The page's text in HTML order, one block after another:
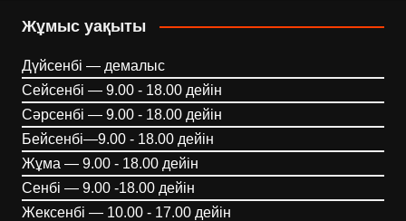
Жұмыс уақыты
Дүйсенбі — демалыс
Сейсенбі — 9.00 - 18.00 дейін
Сәрсенбі — 9.00 - 18.00 дейін
Бейсенбі—9.00 - 18.00 дейін
Жұма — 9.00 - 18.00 дейін
Сенбі — 9.00 -18.00 дейін
Жексенбі — 10.00 - 17.00 дейін